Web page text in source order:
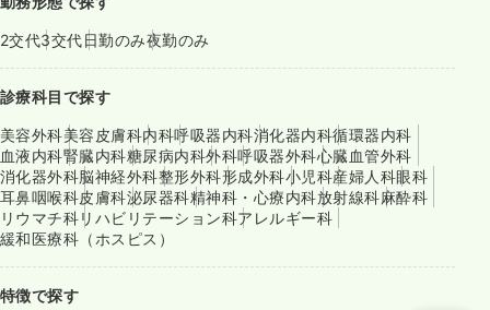
2交代3交代日勤のみ夜勤のみ
診療科目で探す
美容外科美容皮膚科内科呼吸器内科消化器内科循環器内科
血液内科腎臓内科糖尿病内科外科呼吸器外科心臓血管外科
消化器外科脳神経外科整形外科形成外科小児科産婦人科眼科
耳鼻咽喉科皮膚科泌尿器科精神科・心療内科放射線科麻酔科
リウマチ科リハビリテーション科アレルギー科
緩和医療科（ホスピス）
特徴で探す